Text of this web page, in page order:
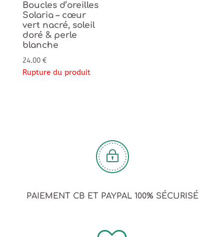
Boucles d’oreilles
Solaria – cœur
vert nacré, soleil
doré & perle
blanche
24.00 €
Rupture du produit
PAIEMENT CB ET PAYPAL 100% SÉCURISÉ